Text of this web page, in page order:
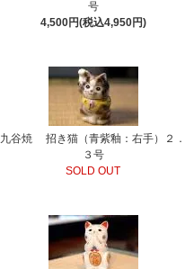
号
4,500円(税込4,950円)
九谷焼 招き猫（青紫釉：右手）２．
３号
SOLD OUT